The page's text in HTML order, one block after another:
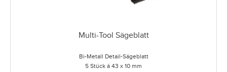
Multi-Tool Sägeblatt
Bi-Metall Detail-Sägeblatt
5 Stück á 43 x 10 mm